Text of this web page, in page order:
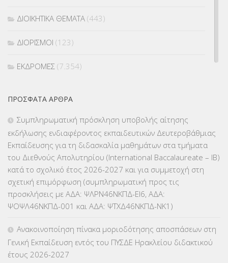
ΔΙΟΙΚΗΤΙΚΑ ΘΕΜΑΤΑ (443)
ΔΙΟΡΙΣΜΟΙ (123)
ΕΚΔΡΟΜΕΣ (7.354)
ΕΠΙΜΟΡΦΩΣΗ Τ.Π.Ε.(10)
ΕΥΡΩΠΑΪΚΑ ΠΡΟΓΡΑΜΜΑΤΑ(230)
ΚΕΣΥ (60)
ΚΕΣΥΠ(109)
ΚΠγ – ΚΡΑΤΙΚΟ ΠΙΣΤΟΠΟΙΗΤΙΚΟ ΓΛΩΣΣΟΜΑΘΕΙΑΣ(135)
ΚΠπ- ΚΡΑΤΙΚΟ ΠΙΣΤΟΠΟΙΗΤΙΚΟ ΠΛΗΡΟΦΟΡΙΚΗΣ
ΠΡΌΣΦΑΤΑ ΆΡΘΡΑ
Συμπληρωματική πρόσκληση υποβολής αίτησης
εκδήλωσης ενδιαφέροντος εκπαιδευτικών Δευτεροβάθμιας
Εκπαίδευσης για τη διδασκαλία μαθημάτων στα τμήματα
του Διεθνούς Απολυτηρίου (International Baccalaureate – IB)
κατά το σχολικό έτος 2026-2027 και για συμμετοχή στη
σχετική επιμόρφωση (συμπληρωματική προς τις
προσκλήσεις με ΑΔΑ: ΨΛΡΝ46ΝΚΠΔ-ΕΙ6, ΑΔΑ:
ΨΟΨΛ46ΝΚΠΔ-001 και ΑΔΑ: ΨΤΧΔ46ΝΚΠΔ-ΝΚ1)
Ανακοινοποίηση πίνακα μοριοδότησης αποσπάσεων στη
Γενική Εκπαίδευση εντός του ΠΥΣΔΕ Ηρακλείου διδακτικού
έτους 2026-2027